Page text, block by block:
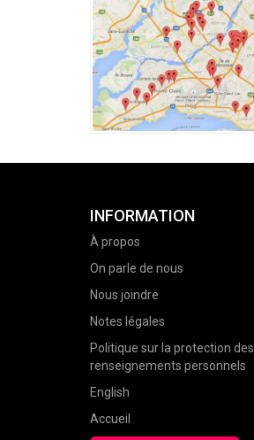
INFORMATION
À propos
On parle de nous
Nous joindre
Notes légales
Politique sur la protection des
renseignements personnels
English
Accueil